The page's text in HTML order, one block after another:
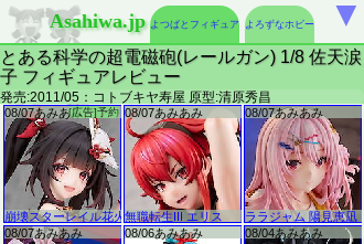
Asahiwa.jp よつばとフィギュア よろずなホビー
とある科学の超電磁砲(レールガン) 1/8 佐天涙
子 フィギュアレビュー
発売:2011/05：コトブキヤ寿屋 原型:清原秀昌
▼